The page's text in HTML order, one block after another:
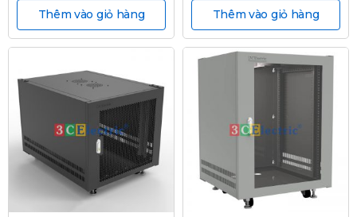
Thêm vào giỏ hàng Thêm vào giỏ hàng